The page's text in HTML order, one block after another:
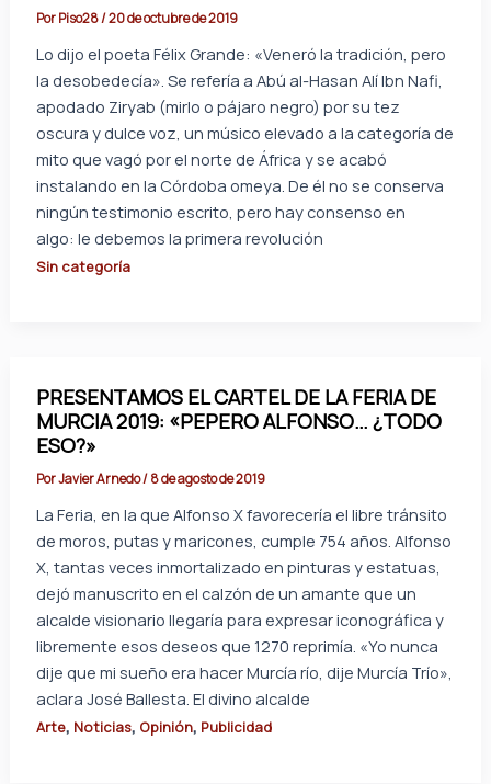
PorPiso28/20 de octubre de 2019
Lo dijo el poeta Félix Grande: «Veneró la tradición, pero
la desobedecía». Se refería a Abú al-Hasan Alí Ibn Nafi,
apodado Ziryab (mirlo o pájaro negro) por su tez
oscura y dulce voz, un músico elevado a la categoría de
mito que vagó por el norte de África y se acabó
instalando en la Córdoba omeya. De él no se conserva
ningún testimonio escrito, pero hay consenso en
algo: le debemos la primera revolución
Sin categoría
PRESENTAMOS EL CARTEL DE LA FERIA DE
MURCIA 2019: «PEPERO ALFONSO… ¿TODO
ESO?»
PorJavier Arnedo/8 de agosto de 2019
La Feria, en la que Alfonso X favorecería el libre tránsito
de moros, putas y maricones, cumple 754 años. Alfonso
X, tantas veces inmortalizado en pinturas y estatuas,
dejó manuscrito en el calzón de un amante que un
alcalde visionario llegaría para expresar iconográfica y
libremente esos deseos que 1270 reprimía. «Yo nunca
dije que mi sueño era hacer Murcía río, dije Murcía Trío»,
aclara José Ballesta. El divino alcalde
Arte, Noticias, Opinión, Publicidad